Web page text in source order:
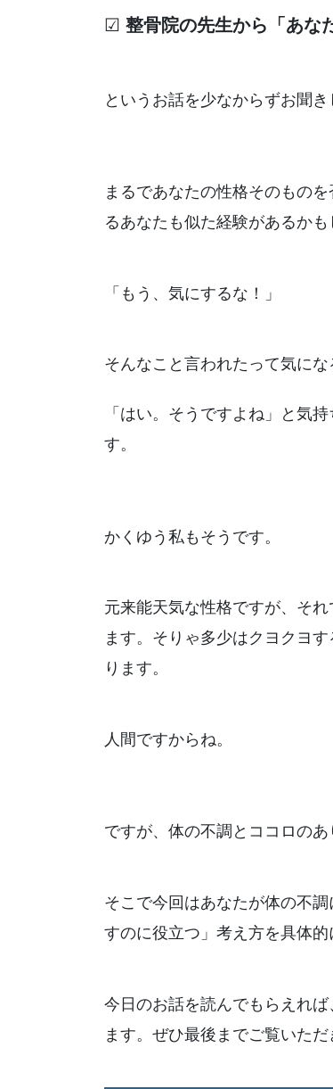
☑ 整骨院の先生から「あな
というお話を少なからずお聞き
まるであなたの性格そのもの
るあなたも似た経験があるかも
「もう、気にするな！」
そんなこと言われたって気に
「はい。そうですよね」と気
す。
かくゆう私もそうです。
元来能天気な性格ですが、そ
ます。そりゃ多少はクヨクヨ
ります。
人間ですからね。
ですが、体の不調とココロの
そこで今回はあなたが体の不
すのに役立つ」考え方を具体的
今日のお話を読んでもらえれ
ます。ぜひ最後までご覧いただ